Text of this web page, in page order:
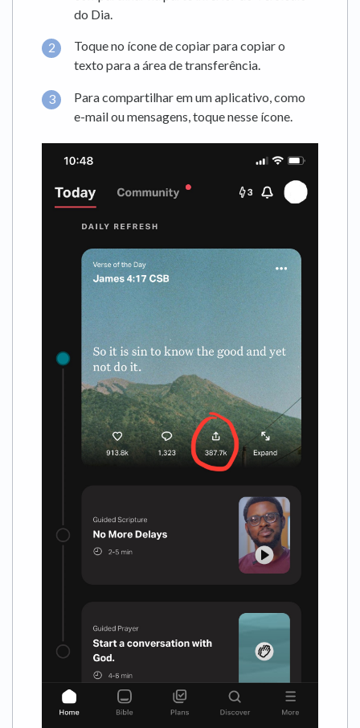
do Dia.
Toque no ícone de copiar para copiar o
texto para a área de transferência.
Para compartilhar em um aplicativo, como
e-mail ou mensagens, toque nesse ícone.